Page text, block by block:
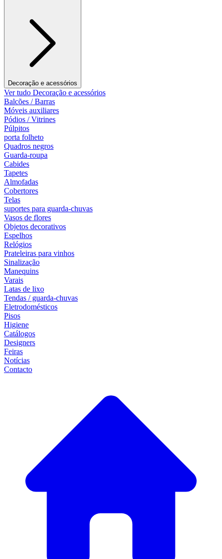
Decoração e acessórios
Ver tudo Decoração e acessórios
Balcões / Barras
Móveis auxiliares
Pódios / Vitrines
Púlpitos
porta folheto
Quadros negros
Guarda-roupa
Cabides
Tapetes
Almofadas
Cobertores
Telas
suportes para guarda-chuvas
Vasos de flores
Objetos decorativos
Espelhos
Relógios
Prateleiras para vinhos
Sinalização
Manequins
Varais
Latas de lixo
Tendas / guarda-chuvas
Eletrodomésticos
Pisos
Higiene
Catálogos
Designers
Feiras
Notícias
Contacto